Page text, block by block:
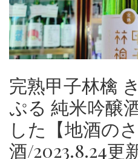
完熟甲子林檎
ぷる 純米吟醸
した【地酒の
酒/2023.8.24更